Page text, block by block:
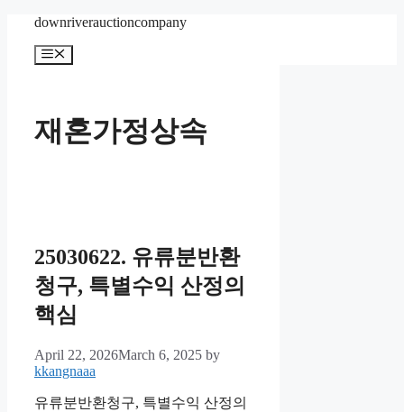
content
downriverauctioncompany
Menu
재혼가정상속
25030622. 유류분반환
청구, 특별수익 산정의
핵심
April 22, 2026March 6, 2025 by
kkangnaaa
유류분반환청구, 특별수익 산정의